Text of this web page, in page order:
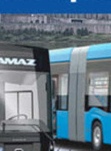
ОТЗЫВЫ О КОМПАНИИ
АКЦИИ
НОВОСТИ
ВИДЕООБЗОРЫ